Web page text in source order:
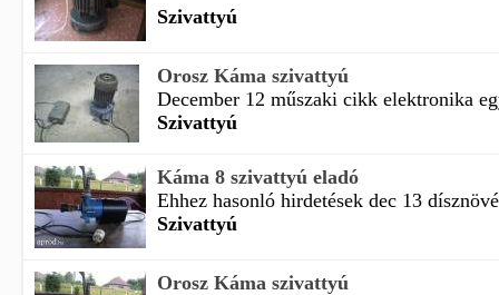
Szivattyú
Orosz Káma szivattyú
December 12 műszaki cikk elektronika
Szivattyú
Káma 8 szivattyú eladó
Ehhez hasonló hirdetések dec 13
Szivattyú
Orosz Káma szivattyú